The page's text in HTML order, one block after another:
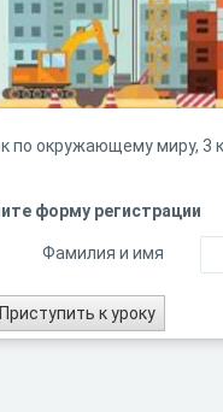
по окружающему миру, 3
форму регистрации
Фамилия и имя